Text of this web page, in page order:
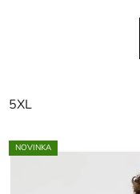
5XL
NOVINKA